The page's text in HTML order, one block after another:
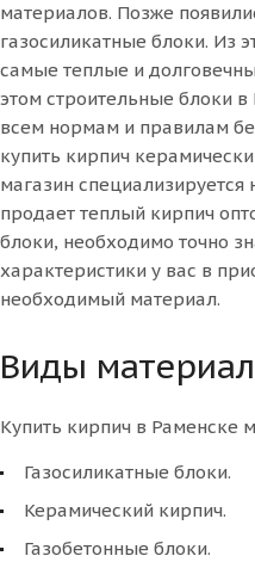
материалов. Позже
газосиликатные блоки. Из
самые теплые и
этом строительные блоки
всем нормам и правилам
купить кирпич
магазин
продает теплый кирпич
блоки, необходимо точно
характеристики у вас в
необходимый материал.
Виды
Купить кирпич в Раменске
Газосиликатные блоки.
Керамический кирпич.
Газобетонные блоки.